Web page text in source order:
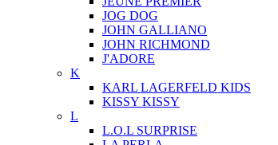
JOG DOG
JOHN GALLIANO
JOHN RICHMOND
J'ADORE
K
KARL LAGERFELD KIDS
KISSY KISSY
L
L.O.L SURPRISE